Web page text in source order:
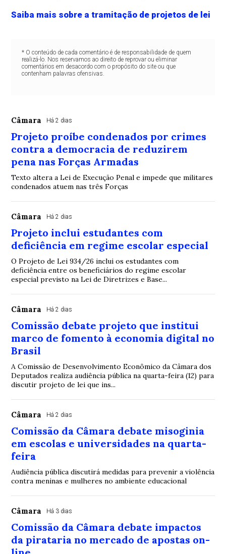
Saiba mais sobre a tramitação de projetos de lei
* O conteúdo de cada comentário é de responsabilidade de quem
realizá-lo. Nos reservamos ao direito de reprovar ou eliminar
comentários em desacordo com o propósito do site ou que
contenham palavras ofensivas.
Câmara Há 2 dias
Projeto proíbe condenados por crimes
contra a democracia de reduzirem
pena nas Forças Armadas
Texto altera a Lei de Execução Penal e impede que militares
condenados atuem nas três Forças
Câmara Há 2 dias
Projeto inclui estudantes com
deficiência em regime escolar especial
O Projeto de Lei 934/26 inclui os estudantes com
deficiência entre os beneficiários do regime escolar
especial previsto na Lei de Diretrizes e Base...
Câmara Há 2 dias
Comissão debate projeto que institui
marco de fomento à economia digital no
Brasil
A Comissão de Desenvolvimento Econômico da Câmara dos
Deputados realiza audiência pública na quarta-feira (12) para
discutir projeto de lei que ins...
Câmara Há 2 dias
Comissão da Câmara debate misoginia
em escolas e universidades na quarta-
feira
Audiência pública discutirá medidas para prevenir a violência
contra meninas e mulheres no ambiente educacional
Câmara Há 3 dias
Comissão da Câmara debate impactos
da pirataria no mercado de apostas on-